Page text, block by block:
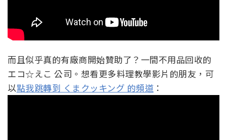
而且似乎真的有廠商開始贊助了？一間不用品回收的
エコ☆えこ 公司。想看更多料理教學影片的朋友，可
以點我跳轉到 くまクッキング 的頻道 ：